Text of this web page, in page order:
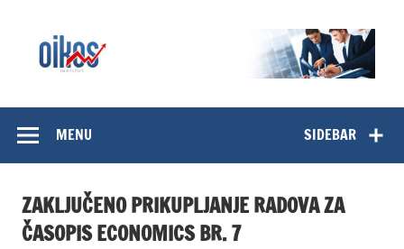
OIKOS Institut
SIDEBAR
MENU
ZAKLJUČENO PRIKUPLJANJE RADOVA ZA
ČASOPIS ECONOMICS BR. 7